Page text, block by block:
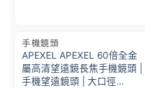
手機鏡頭
APEXEL APEXEL 60倍全金
屬高清望遠鏡長焦手機鏡頭 |
手機望遠鏡頭 | 大口徑